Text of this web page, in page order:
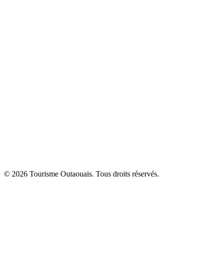
© 2026 Tourisme Outaouais. Tous droits réservés.